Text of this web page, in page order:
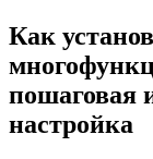
Как
пошаговая
настройка